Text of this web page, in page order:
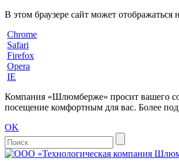
В этом браузере сайт может
Chrome
Safari
Firefox
Opera
IE
Компания «Шлюмберже» просит вашего
посещение комфортным для вас. Более
OK